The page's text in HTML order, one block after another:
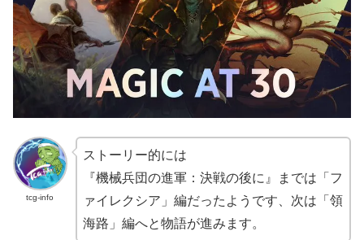
tcg-info
ストーリー的には
『機械兵団の進軍：決戦の後に』までは「フ
ァイレクシア」編だったようです、次は「領
海路」編へと物語が進みます。